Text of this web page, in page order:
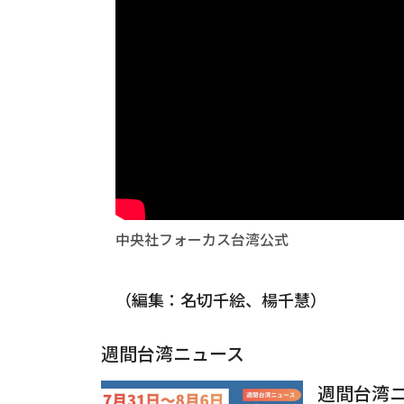
中央社フォーカス台湾公式
（編集：名切千絵、楊千慧）
週間台湾ニュース
週間台湾